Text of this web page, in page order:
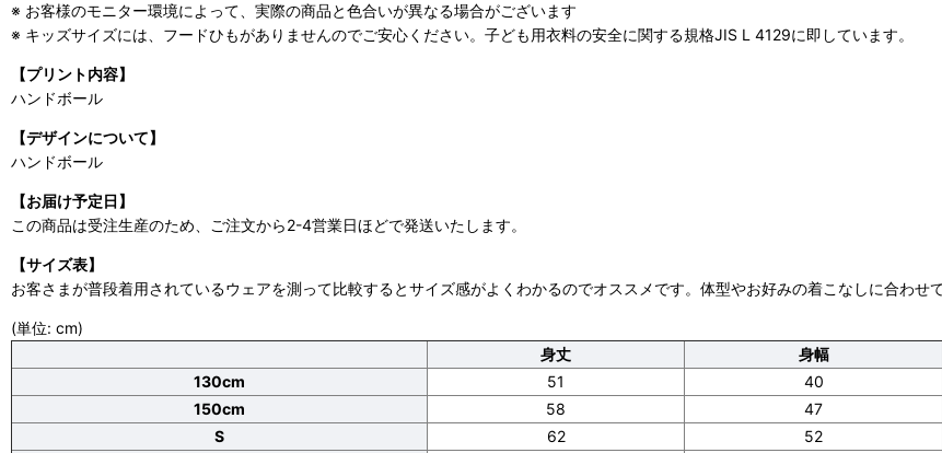
※ お客様のモニター環境によって、実際の商品と色合いが異なる場合がございます
※ キッズサイズには、フードひもがありませんのでご安心ください。子ども用衣料の安全に関する規格JIS L 4129に即しています。
【プリント内容】
ハンドボール
【デザインについて】
ハンドボール
【お届け予定日】
この商品は受注生産のため、ご注文から2-4営業日ほどで発送いたします。
【サイズ表】
お客さまが普段着用されているウェアを測って比較するとサイズ感がよくわかるのでオススメです。体型やお好みの着こなしに合わせ
(単位: cm)
身丈
身幅
130cm
51 40
150cm
58 47
S
62 52